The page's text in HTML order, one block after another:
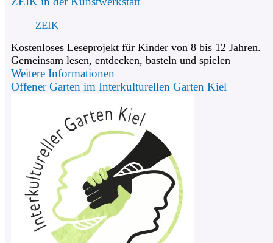
ZEIK
Kostenloses Leseprojekt für Kinder von 8 bis 12 Jahren.
Gemeinsam lesen, entdecken, basteln und spielen
Weitere Informationen
Offener Garten im Interkulturellen Garten Kiel